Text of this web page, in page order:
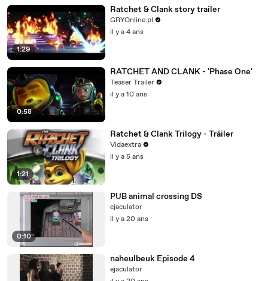
1:29
Ratchet & Clank story trailer
GRYOnline.pl
il y a 4 ans
0:58
RATCHET AND CLANK - 'Phase One'
Teaser Trailer
il y a 10 ans
1:21
Ratchet & Clank Trilogy - Tráiler
Vidaextra
il y a 5 ans
0:10
PUB animal crossing DS
ejaculator
il y a 20 ans
naheulbeuk Episode 4
ejaculator